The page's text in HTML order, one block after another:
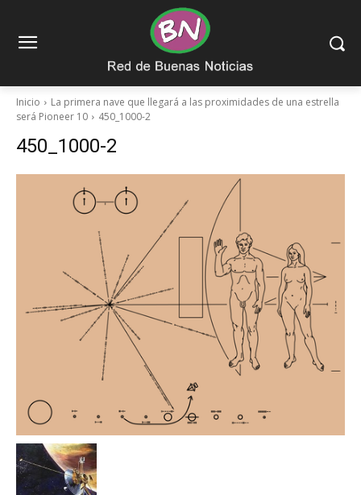
Inicio
La primera nave que llegará a las proximidades de una estrella
será Pioneer 10
450_1000-2
450_1000-2